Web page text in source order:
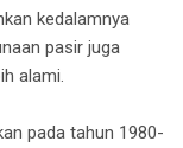
kedalamnya
pasir juga
alami.
pada tahun 1980-